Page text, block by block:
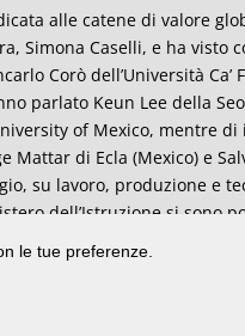
alle catene di valore
Simona Caselli, e ha
Corò dell’Università Ca’
parlato Keun Lee della
of Mexico, mentre
Mattar di Ecla (Mexico) e
su lavoro, produzione e
dell’Istruzione si sono
e Joan Trullen
School di Birmingham (Uk).
le tue preferenze.